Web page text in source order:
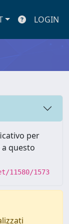
LOGIN
per
questo
11580/1573